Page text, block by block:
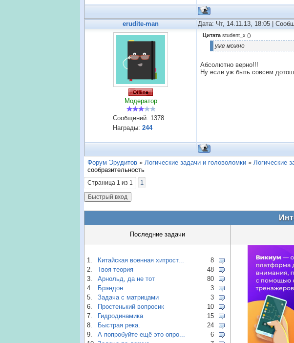
erudite-man Дата: Чт, 14.11.13, 18:05 |
Модератор
Сообщений: 1378
Награды: 244
Цитата student_x ()
уже можно
Абсолютно верно!!!
Ну если уж быть совсем
Форум Эрудитов » Логические задачи и головоломки » Логические
сообразительность
Страница 1 из 1 1
Последние задачи
1. Китайская военная хитрост...
8
2.
Твоя теория
48
3.
Арнольд, да не тот
80
4.
Брэндон.
3
5.
Задача с матрицами
3
6.
Простенький вопросик
10
7.
Гидродинамика
15
8.
Быстрая река.
24
9.
А попробуйте ещё это опро...
6